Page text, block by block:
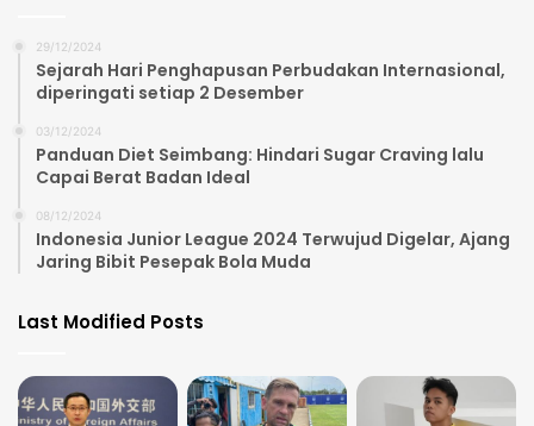
29/12/2024
Sejarah Hari Penghapusan Perbudakan Internasional,
diperingati setiap 2 Desember
03/12/2024
Panduan Diet Seimbang: Hindari Sugar Craving lalu
Capai Berat Badan Ideal
08/12/2024
Indonesia Junior League 2024 Terwujud Digelar, Ajang
Jaring Bibit Pesepak Bola Muda
Last Modified Posts